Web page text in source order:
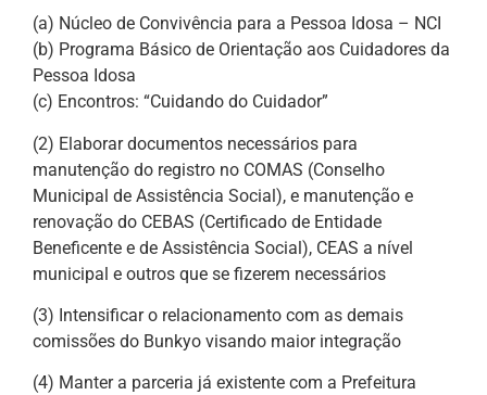
(a) Núcleo de Convivência para a Pessoa Idosa – NCI
(b) Programa Básico de Orientação aos Cuidadores da
Pessoa Idosa
(c) Encontros: “Cuidando do Cuidador”
(2) Elaborar documentos necessários para
manutenção do registro no COMAS (Conselho
Municipal de Assistência Social), e manutenção e
renovação do CEBAS (Certificado de Entidade
Beneficente e de Assistência Social), CEAS a nível
municipal e outros que se fizerem necessários
(3) Intensificar o relacionamento com as demais
comissões do Bunkyo visando maior integração
(4) Manter a parceria já existente com a Prefeitura